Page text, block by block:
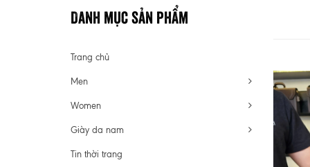
Danh mục sản phẩm
Trang chủ
Men
Women
Giày da nam
Tin thời trang